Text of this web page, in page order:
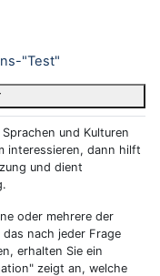
"Test"
und Kulturen
interessieren, dann hilft
und dient
oder mehrere der
nach jeder Frage
erhalten Sie ein
zeigt an, welche